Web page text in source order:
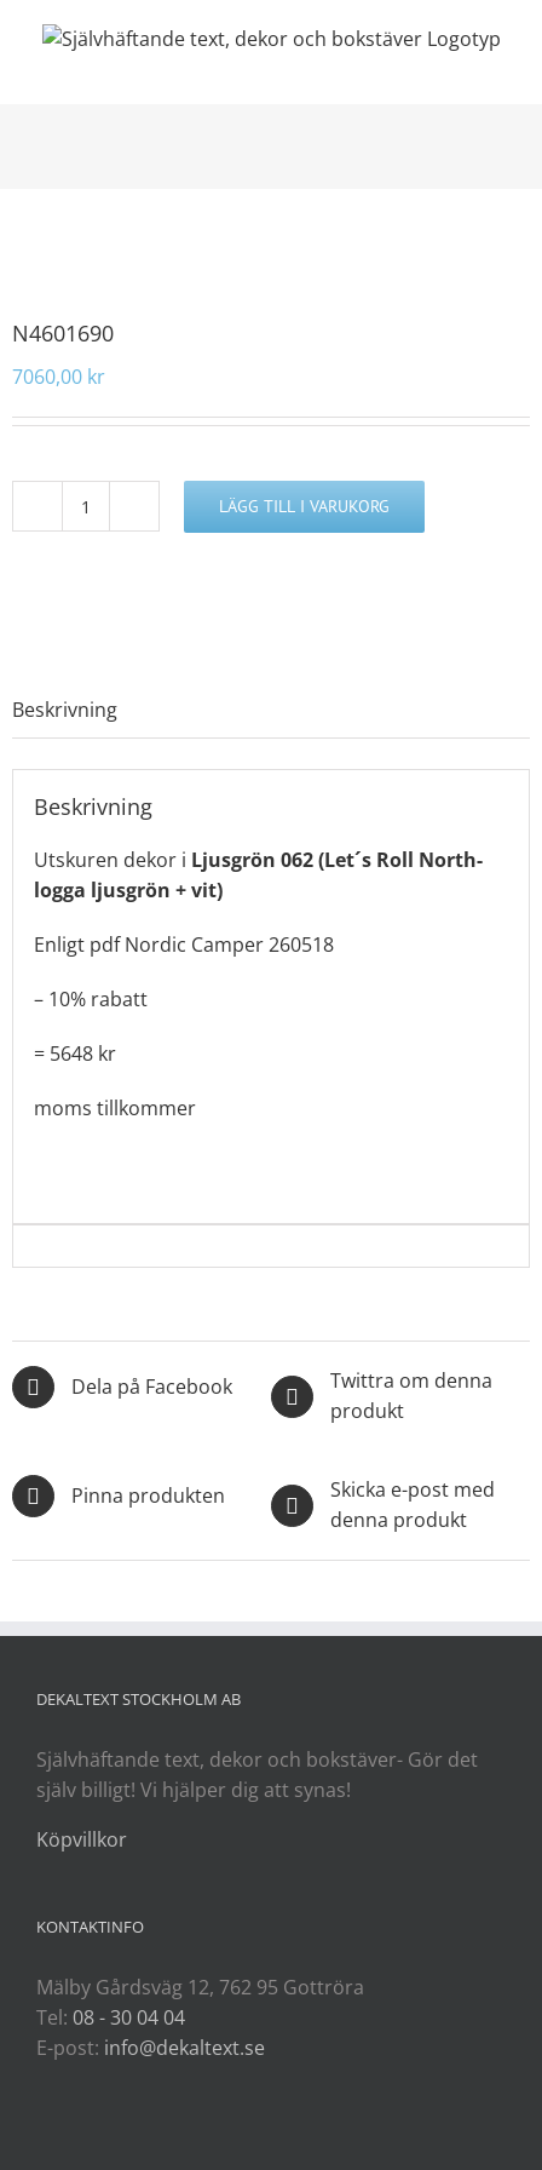
N4601690
7060,00 kr
N4601690
LÄGG TILL I VARUKORG
Beskrivning
Beskrivning
Utskuren dekor i Ljusgrön 062 (Let´s Roll North-
logga ljusgrön + vit)
Enligt pdf Nordic Camper 260518
– 10% rabatt
= 5648 kr
moms tillkommer
Dela på Facebook
Twittra om denna
produkt
Pinna produkten
Skicka e-post med
denna produkt
DEKALTEXT STOCKHOLM AB
Självhäftande text, dekor och bokstäver- Gör det
själv billigt! Vi hjälper dig att synas!
Köpvillkor
KONTAKTINFO
Mälby Gårdsväg 12, 762 95 Gottröra
Tel: 08 - 30 04 04
E-post: info@dekaltext.se